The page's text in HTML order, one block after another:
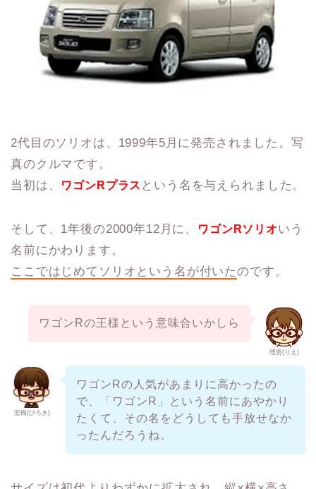
2代目のソリオは、1999年5月に発売されました。写
真のクルマです。
当初は、
ワゴンRプラス という名を与えられました。
そして、1年後の2000年12月に、 ワゴンRソリオいう
名前にかわります。
ここではじめてソリオという名が付いたのです。
理恵(りえ)
ワゴンRの王様という意味合いかしら
宏樹(ひろき)
ワゴンRの人気があまりに高かったの
で、「ワゴンR」という名前にあやかり
たくて、その名をどうしても手放せなか
ったんだろうね。